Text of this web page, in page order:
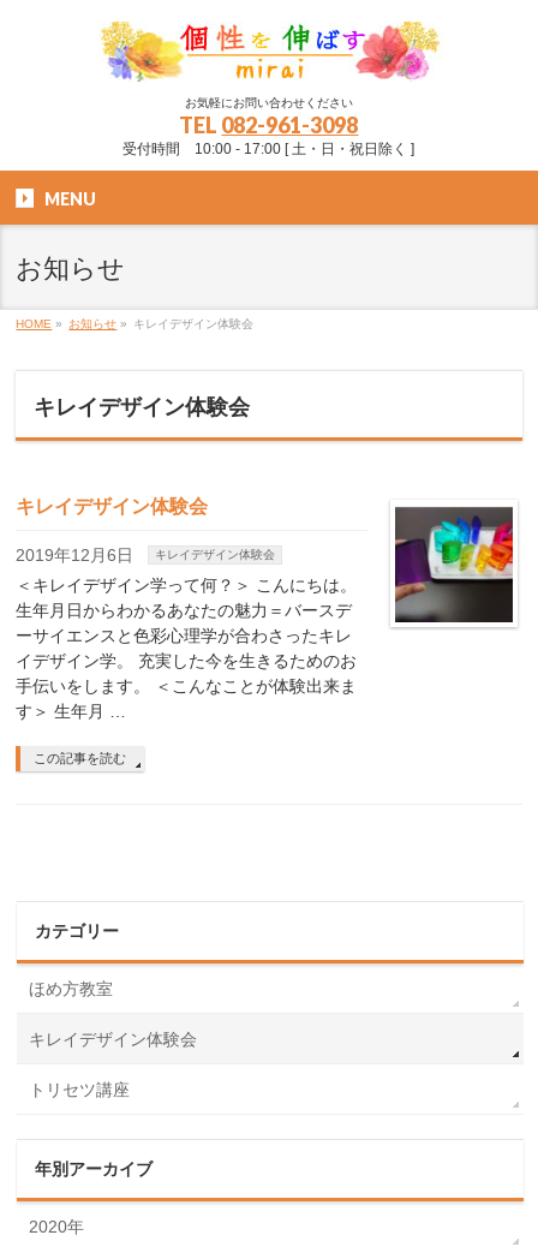
お気軽にお問い合わせください
TEL 082-961-3098
受付時間 10:00 - 17:00 [ 土・日・祝日除く ]
MENU
お知らせ
HOME » お知らせ » キレイデザイン体験会
キレイデザイン体験会
キレイデザイン体験会
2019年12月6日 キレイデザイン体験会
＜キレイデザイン学って何？＞ こんにちは。
生年月日からわかるあなたの魅力＝バースデ
ーサイエンスと色彩心理学が合わさったキレ
イデザイン学。 充実した今を生きるためのお
手伝いをします。 ＜こんなことが体験出来ま
す＞ 生年月 …
この記事を読む
カテゴリー
ほめ方教室
キレイデザイン体験会
トリセツ講座
年別アーカイブ
2020年